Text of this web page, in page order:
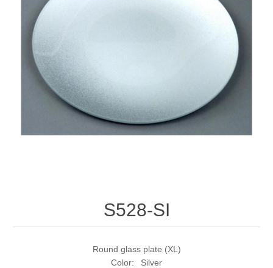
S528-SI
Round glass plate (XL)
Color: Silver